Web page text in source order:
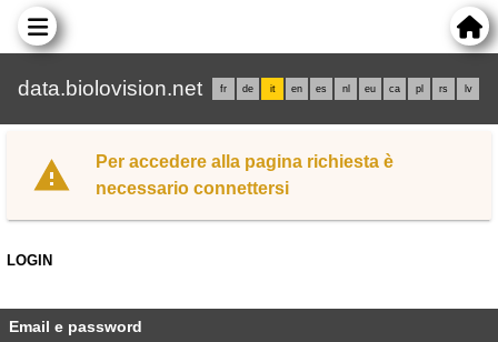
data.biolovision.net fr de it en es nl eu ca pl rs lv
Per accedere alla pagina richiesta è
necessario connettersi
LOGIN
Email e password